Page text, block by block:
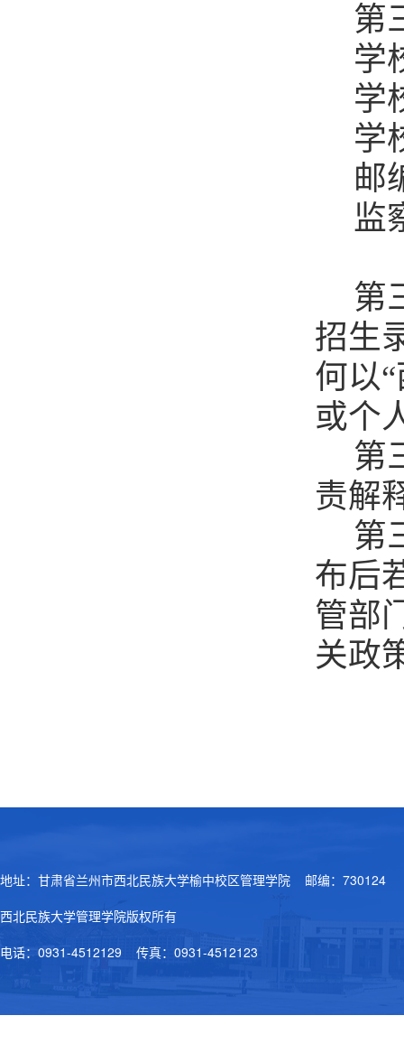
第
学
学
学
邮
监
第
招生
何以
或个
第
责解
第
布后
管部
关政
地址：甘肃省兰州市西北民族大学榆中校区管理学院 邮编：730124
西北民族大学管理学院版权所有
电话：0931-4512129 传真：0931-4512123